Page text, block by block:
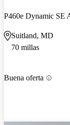
P460e Dynamic SE
Suitland, MD
70 millas
Buena oferta